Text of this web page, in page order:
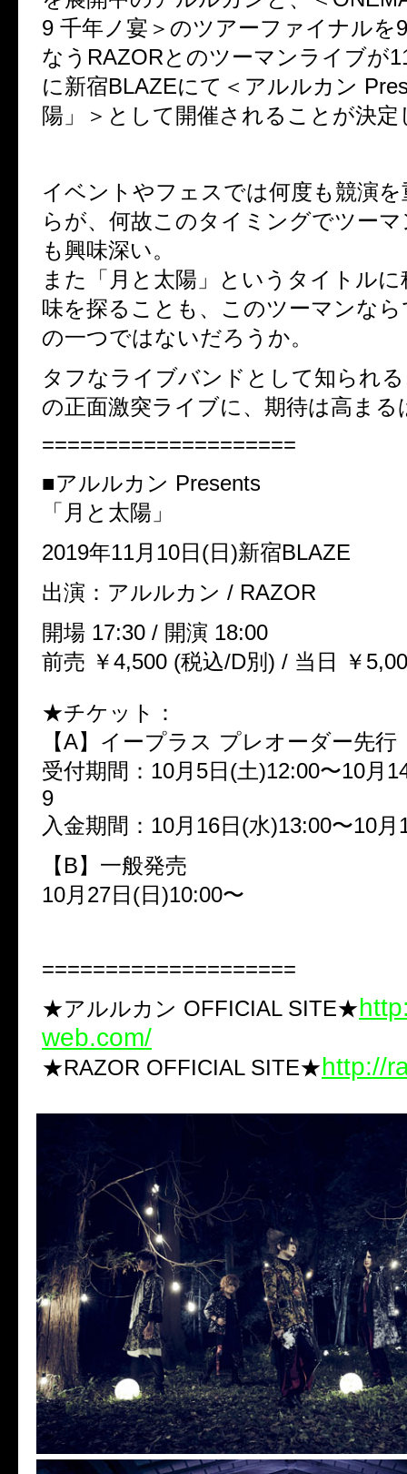
9 千年ノ宴＞のツアーファイナルを
なうRAZORとのツーマンライブが
に新宿BLAZEにて＜アルルカン
陽」＞として開催されることが決定
イベントやフェスでは何度も競演
らが、何故このタイミングでツー
も興味深い。
また「月と太陽」というタイトル
味を探ることも、このツーマンな
の一つではないだろうか。
タフなライブバンドとして知られ
の正面激突ライブに、期待は高まる
====================
■アルルカン Presents
「月と太陽」
2019年11月10日(日)新宿BLAZE
出演：アルルカン / RAZOR
開場 17:30 / 開演 18:00
前売 ￥4,500 (税込/D別) / 当日 ￥
★チケット：
【A】イープラス プレオーダー先行
受付期間：10月5日(土)12:00〜10月
9
入金期間：10月16日(水)13:00〜10月
【B】一般発売
10月27日(日)10:00〜
====================
★アルルカン OFFICIAL SITE★
web.com/
★RAZOR OFFICIAL SITE★http://